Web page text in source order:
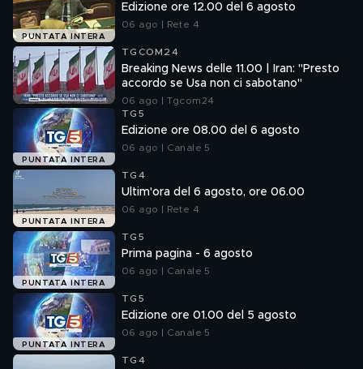
PUNTATA INTERA
Edizione ore 12.00 del 6 agosto
06 ago | Rete 4
TGCOM24
Breaking News delle 11.00 | Iran: "Presto
accordo se Usa non ci sabotano"
06 ago | Tgcom24
PUNTATA INTERA
TG5
Edizione ore 08.00 del 6 agosto
06 ago | Canale 5
PUNTATA INTERA
TG4
Ultim'ora del 6 agosto, ore 06.00
06 ago | Rete 4
PUNTATA INTERA
TG5
Prima pagina - 6 agosto
06 ago | Canale 5
PUNTATA INTERA
TG5
Edizione ore 01.00 del 5 agosto
06 ago | Canale 5
TG4